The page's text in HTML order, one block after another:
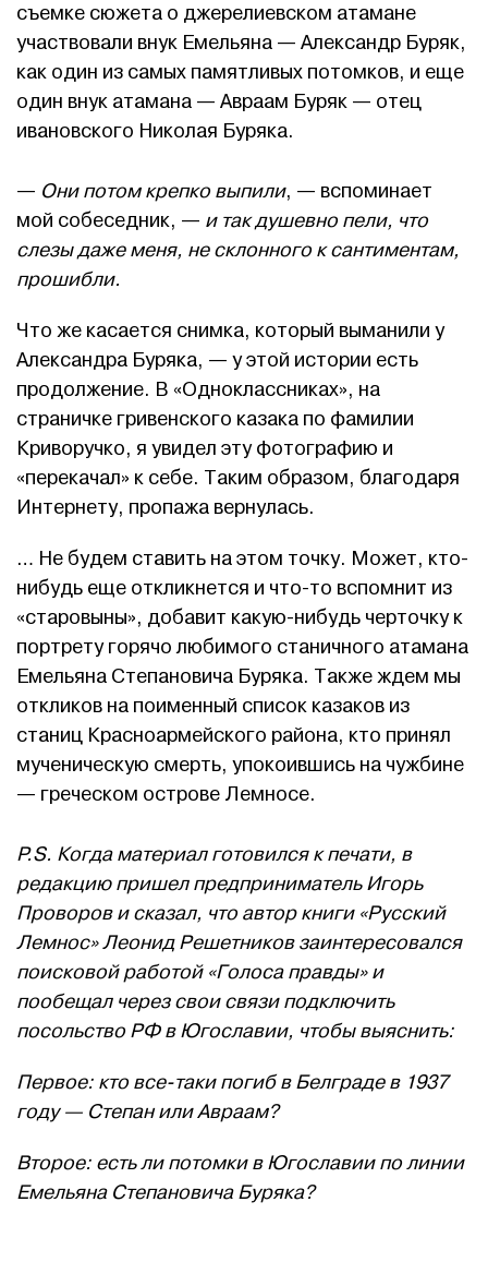
съемке сюжета о джерелиевском атамане
участвовали внук Емельяна — Александр Буряк,
как один из самых памятливых потомков, и еще
один внук атамана — Авраам Буряк — отец
ивановского Николая Буряка.
— Они потом крепко выпили, — вспоминает
мой собеседник, — и так душевно пели, что
слезы даже меня, не склонного к сантиментам,
прошибли.
Что же касается снимка, который выманили у
Александра Буряка, — у этой истории есть
продолжение. В «Одноклассниках», на
страничке гривенского казака по фамилии
Криворучко, я увидел эту фотографию и
«перекачал» к себе. Таким образом, благодаря
Интернету, пропажа вернулась.
… Не будем ставить на этом точку. Может, кто-
нибудь еще откликнется и что-то вспомнит из
«старовыны», добавит какую-нибудь черточку к
портрету горячо любимого станичного атамана
Емельяна Степановича Буряка. Также ждем мы
откликов на поименный список казаков из
станиц Красноармейского района, кто принял
мученическую смерть, упокоившись на чужбине
— греческом острове Лемносе.
P.S. Когда материал готовился к печати, в
редакцию пришел предприниматель Игорь
Проворов и сказал, что автор книги «Русский
Лемнос» Леонид Решетников заинтересовался
поисковой работой «Голоса правды» и
пообещал через свои связи подключить
посольство РФ в Югославии, чтобы выяснить:
Первое: кто все-таки погиб в Белграде в 1937
году — Степан или Авраам?
Второе: есть ли потомки в Югославии по линии
Емельяна Степановича Буряка?